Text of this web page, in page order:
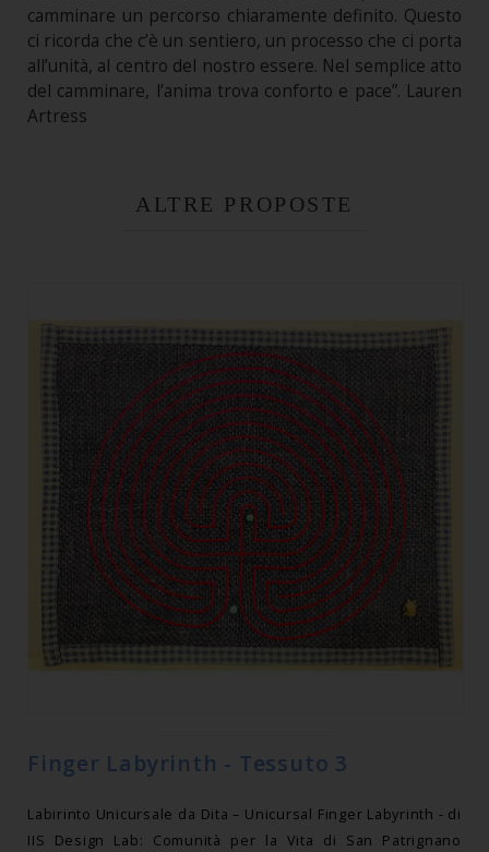
camminare un percorso chiaramente definito. Questo
ci ricorda che c’è un sentiero, un processo che ci porta
all’unità, al centro del nostro essere. Nel semplice atto
del camminare, l’anima trova conforto e pace”. Lauren
Artress
ALTRE PROPOSTE
Finger Labyrinth - Tessuto 3
Labirinto Unicursale da Dita – Unicursal Finger Labyrinth - di
IIS Design Lab: Comunità per la Vita di San Patrignano